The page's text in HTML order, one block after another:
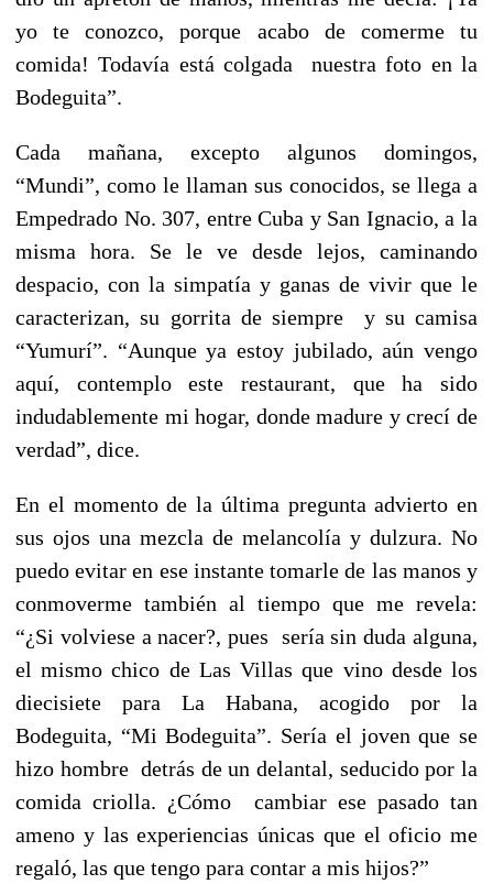
yo te conozco, porque acabo de comerme tu
comida! Todavía está colgada nuestra foto en la
Bodeguita”.
Cada mañana, excepto algunos domingos,
“Mundi”, como le llaman sus conocidos, se llega a
Empedrado No. 307, entre Cuba y San Ignacio, a la
misma hora. Se le ve desde lejos, caminando
despacio, con la simpatía y ganas de vivir que le
caracterizan, su gorrita de siempre y su camisa
“Yumurí”. “Aunque ya estoy jubilado, aún vengo
aquí, contemplo este restaurant, que ha sido
indudablemente mi hogar, donde madure y crecí de
verdad”, dice.
En el momento de la última pregunta advierto en
sus ojos una mezcla de melancolía y dulzura. No
puedo evitar en ese instante tomarle de las manos y
conmoverme también al tiempo que me revela:
“¿Si volviese a nacer?, pues sería sin duda alguna,
el mismo chico de Las Villas que vino desde los
diecisiete para La Habana, acogido por la
Bodeguita, “Mi Bodeguita”. Sería el joven que se
hizo hombre detrás de un delantal, seducido por la
comida criolla. ¿Cómo cambiar ese pasado tan
ameno y las experiencias únicas que el oficio me
regaló, las que tengo para contar a mis hijos?”